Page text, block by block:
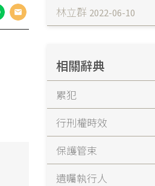
林立群 2022-06-10
相關辭典
累犯
行刑權時效
保護管束
遺囑執行人